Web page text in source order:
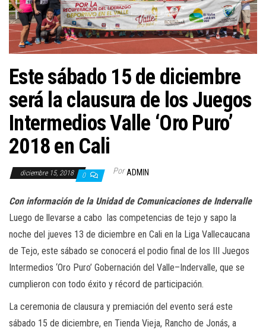
c
i
ó
Este sábado 15 de diciembre
será la clausura de los Juegos
Intermedios Valle ‘Oro Puro’
2018 en Cali
diciembre 15, 2018 0 Por ADMIN
Con información de la Unidad de Comunicaciones de Indervalle
Luego de llevarse a cabo las competencias de tejo y sapo la
noche del jueves 13 de diciembre en Cali en la Liga Vallecaucana
de Tejo, este sábado se conocerá el podio final de los III Juegos
Intermedios ‘Oro Puro’ Gobernación del Valle–Indervalle, que se
cumplieron con todo éxito y récord de participación.
La ceremonia de clausura y premiación del evento será este
sábado 15 de diciembre, en Tienda Vieja, Rancho de Jonás, a